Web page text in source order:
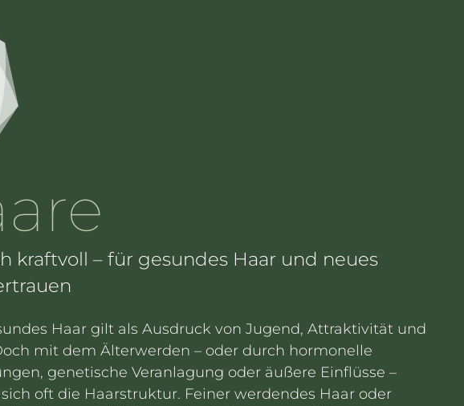
kraftvoll – für gesundes Haar und neues
Haar gilt als Ausdruck von Jugend, Attraktivität und
mit dem Älterwerden – oder durch hormonelle
genetische Veranlagung oder äußere Einflüsse –
oft die Haarstruktur. Feiner werdendes Haar oder